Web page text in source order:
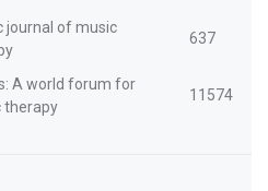
journal of music
637
A world forum for
therapy
11574